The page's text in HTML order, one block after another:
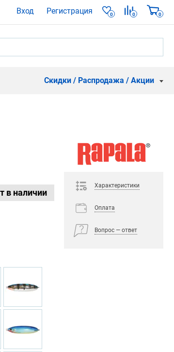
Вход Регистрация 0 0 0
Скидки / Распродажа / Акции
в наличии
Характеристики
Оплата
Вопрос — ответ